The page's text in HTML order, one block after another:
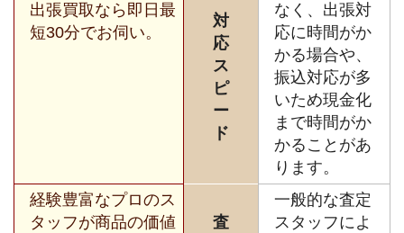
出張買取なら即日最
短30分でお伺い。
対
応
ス
ピ
ー
ド
なく、出張対
応に時間がか
かる場合や、
振込対応が多
いため現金化
まで時間がか
かることがあ
ります。
経験豊富なプロのス
タッフが商品の価値
査
一般的な査定
スタッフによ